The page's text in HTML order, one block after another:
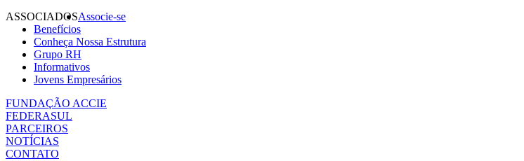
ASSOCIADOSAssocie-se
Benefícios
Conheça Nossa Estrutura
Grupo RH
Informativos
Jovens Empresários
FUNDAÇÃO ACCIE
FEDERASUL
PARCEIROS
NOTÍCIAS
CONTATO